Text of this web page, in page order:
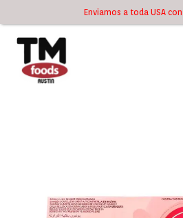
Enviamos a toda USA
al
contenido